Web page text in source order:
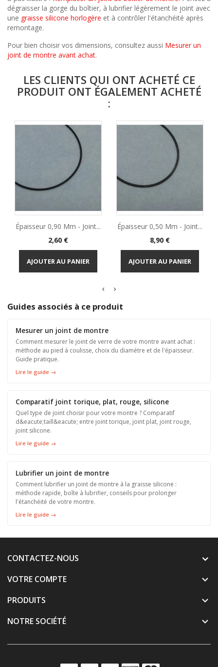
dégraisser la gorge du boîtier, à lubrifier légèrement le joint avec
une graisse silicone horlogère et à contrôler l'étanchéité après
remontage.
Pour bien choisir vos dimensions, consultez aussi Mesurer un
joint de montre avant achat.
LES CLIENTS QUI ONT ACHETÉ CE
PRODUIT ONT ÉGALEMENT ACHETÉ
:
Épaisseur 0,90 Mm - Joint...
Prix
2,60 €
AJOUTER AU PANIER
Épaisseur 0,50 Mm - Joint...
Prix
8,90 €
AJOUTER AU PANIER
Guides associés à ce produit
Mesurer un joint de montre
Comment mesurer le joint de verre de votre montre avant achat :
méthode au pied à coulisse, choix du diamètre et de l'épaisseur.
Guide pratique.
Lire le guide →
Comparatif joint torique, plat, rouge, silicone
Quel type de joint choisir pour votre montre ? Comparatif
d&eacute;taill&eacute; entre joint torique, joint plat, joint rouge,
joint silicone.
Lire le guide →
Lubrifier un joint de montre
Comment lubrifier un joint de montre à la graisse silicone :
méthode rapide, boîte à lubrifier, conseils pour prolonger
l'étanchéité de votre montre.
Lire le guide →
CONTACTEZ-NOUS
VOTRE COMPTE

PRODUITS 
NOTRE SOCIÉTÉ 